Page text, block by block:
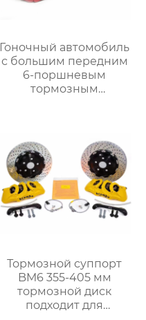
Гоночный автомобиль
с большим передним
6-поршневым
тормозным
GLE w166 w167 S450
S350 S600
Тормозной суппорт
BM6 355-405 мм
тормозной диск
подходит для